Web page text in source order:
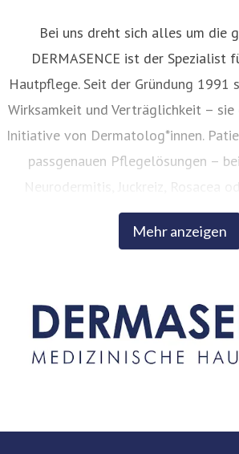
Mehr anzeigen
Bei uns dreht sich alles um die
DERMASENCE ist der Spezialist
Hautpflege. Seit der Gründung 1991
Wirksamkeit und Verträglichkeit –
Initiative von Dermatolog*innen.
passgenauen Pflegelösungen –
Neurodermitis, Juckreiz, Rosacea
Apotheke. Auch im Anti-Aging-Bereich
auf intelligente, innovative
mit aktueller dermatologischer
Rezepturen. Durch spezialisierte
Reinigungsverfahren werden